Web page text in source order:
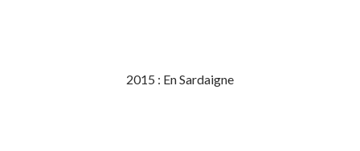
2015 : En Sardaigne